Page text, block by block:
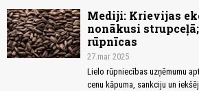
Mediji: Krievijas
nonākusi
rūpnīcas
27.mar 2025
Lielo rūpniecības uzņēmumu
cenu kāpuma, sankciju un